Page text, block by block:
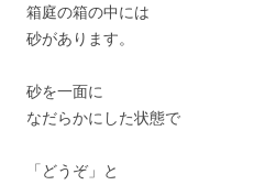
箱庭の箱の中には
砂があります。
砂を一面に
なだらかにした状態で
「どうぞ」と